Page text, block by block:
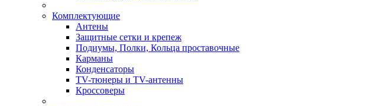
Комплектующие
Антены
Защитные сетки и крепеж
Подиумы, Полки, Кольца проставочные
Карманы
Конденсаторы
TV-тюнеры и TV-антенны
Кроссоверы